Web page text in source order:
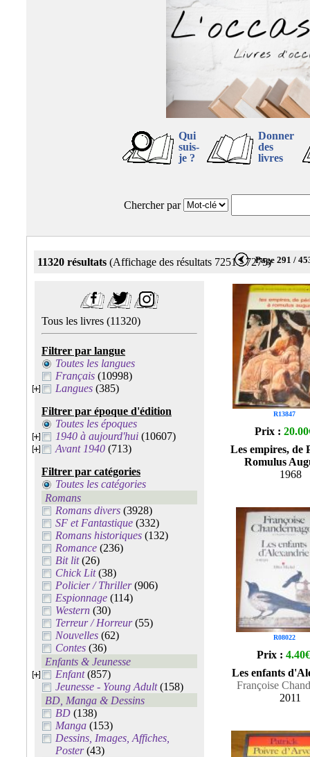
Qui
suis-
je ?
Donner
des
livres
Chercher par
11320 résultats (Affichage des résultats 7251 - 7275)Page 291 /
Tous les livres (11320)
Filtrer par langue
Toutes les langues
Français (10998)
Langues (385)
Filtrer par époque d'édition
Toutes les époques
1940 à aujourd'hui (10607)
Avant 1940 (713)
Filtrer par catégories
Toutes les catégories
Romans
Romans divers (3928)
SF et Fantastique (332)
Romans historiques (132)
Romance (236)
Bit lit(26)
Chick Lit(38)
Policier / Thriller(906)
Espionnage (114)
Western (30)
Terreur / Horreur(55)
Nouvelles (62)
Contes (36)
Enfants & Jeunesse
Enfant(857)
Jeunesse - Young Adult(158)
BD, Manga & Dessins
BD (138)
Manga (153)
Dessins, Images, Affiches,
Poster(43)
R13847
Prix :
Les empires, de
Romulus
1968
R08022
Prix : 4.40€
Les enfants
Françoise
2011